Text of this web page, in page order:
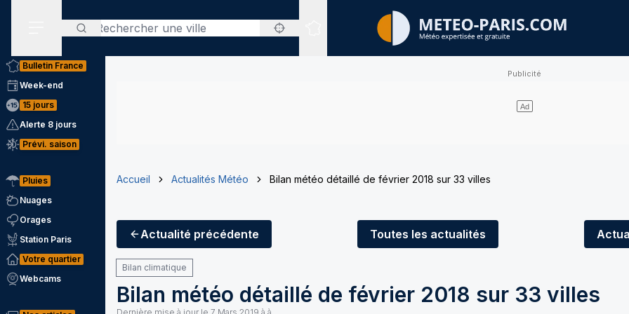
Rechercher
Sites expertisés
Bulletin France
Week-end
15 jours
Alerte 8 jours
Prévi. saison
Pluies
Nuages
Orages
Station Paris
Votre quartier
Webcams
Accueil Actualités Météo Bilan météo détaillé de février 2018 sur 33 villes
Actualité précédente Toutes les actualités
Bilan climatique
Bilan météo détaillé de février 2018 sur 33 villes